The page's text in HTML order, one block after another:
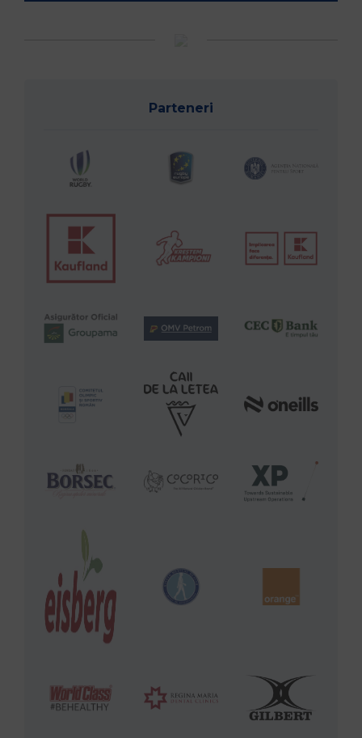
Parteneri